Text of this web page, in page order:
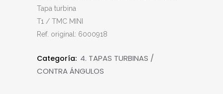
Tapa turbina
T1 / TMC MINI
Ref. original: 6000918
Categoría: 4. TAPAS TURBINAS /
CONTRA ÁNGULOS